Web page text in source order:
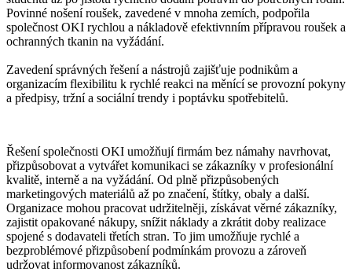
Povinné nošení roušek, zavedené v mnoha zemích, podpořila
společnost OKI rychlou a nákladově efektivnním přípravou roušek a
ochranných tkanin na vyžádání.
Zavedení správných řešení a nástrojů zajišťuje podnikům a
organizacím flexibilitu k rychlé reakci na měnící se provozní pokyny
a předpisy, tržní a sociální trendy i poptávku spotřebitelů.
Řešení společnosti OKI umožňují firmám bez námahy navrhovat,
přizpůsobovat a vytvářet komunikaci se zákazníky v profesionální
kvalitě, interně a na vyžádání. Od plně přizpůsobených
marketingových materiálů až po značení, štítky, obaly a další.
Organizace mohou pracovat udržitelněji, získávat věrné zákazníky,
zajistit opakované nákupy, snížit náklady a zkrátit doby realizace
spojené s dodavateli třetích stran. To jim umožňuje rychlé a
bezproblémové přizpůsobení podmínkám provozu a zároveň
udržovat informovanost zákazníků.